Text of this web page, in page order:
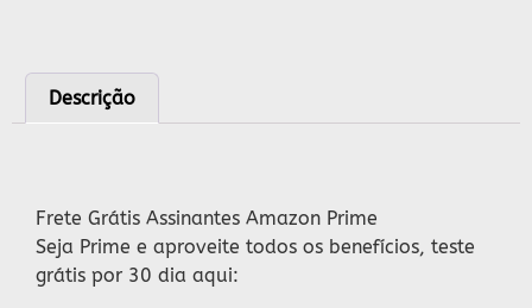
Descrição
Frete Grátis Assinantes Amazon Prime
Seja Prime e aproveite todos os benefícios, teste
grátis por 30 dia aqui: